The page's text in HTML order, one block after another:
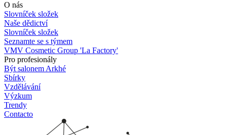
O nás
Slovníček složek
Naše dědictví
Slovníček složek
Seznamte se s týmem
VMV Cosmetic Group 'La Factory'
Pro profesionály
Být salonem Arkhé
Sbírky
Vzdělávání
Výzkum
Trendy
Contacto